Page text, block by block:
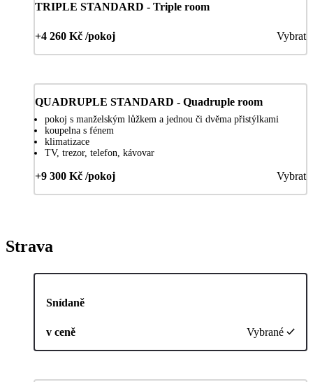
TRIPLE STANDARD - Triple room
+4 260 Kč /pokoj Vybrat
QUADRUPLE STANDARD - Quadruple room
pokoj s manželským lůžkem a jednou či dvěma přistýlkami
koupelna s fénem
klimatizace
TV, trezor, telefon, kávovar
+9 300 Kč /pokoj Vybrat
Strava
Snídaně
v ceně Vybrané